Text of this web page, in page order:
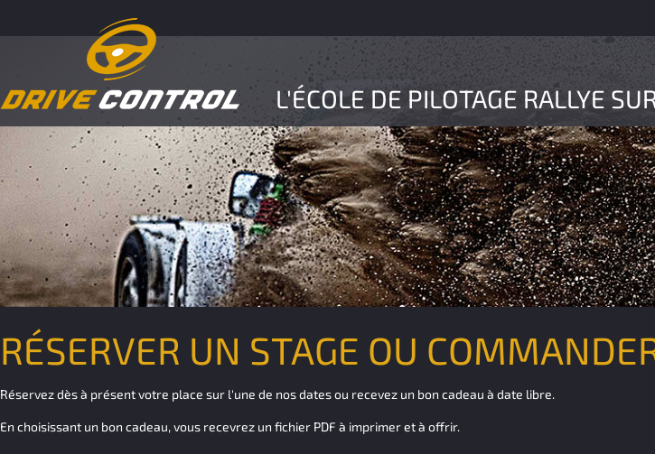
L'ÉCOLE DE PILOTAGE RALLYE
RÉSERVER UN STAGE OU
Réservez dès à présent votre place sur l'une de nos dates ou recevez un bon cadeau à date libre.
En choisissant un bon cadeau, vous recevrez un fichier PDF à imprimer et à offrir.